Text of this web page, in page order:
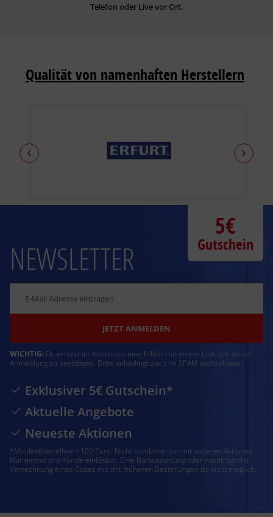
Telefon oder Live vor Ort.
Qualität von namenhaften Herstellern
NEWSLETTER
JETZT ANMELDEN
WICHTIG: Du erhälst im Anschluss eine E-Mail mit einem Link, um deine
Anmeldung zu bestätigen. Bitte unbedingt auch im SPAM nachschauen
Exklusiver 5€ Gutschein*
Aktuelle Angebote
Neueste Aktionen
*Mindestbestellwert 100 Euro. Nicht kombinierbar mit anderen Aktionen.
Nur einmal pro Kunde einlösbar. Eine Barauszahlung oder nachträgliche
Verrechnung eines Codes mit mit früheren Bestellungen ist nicht möglich.
5€
Gutschein